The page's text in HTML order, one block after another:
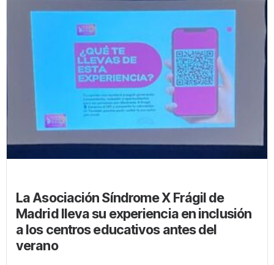
La Asociación Síndrome X Frágil de
Madrid lleva su experiencia en inclusión
a los centros educativos antes del
verano